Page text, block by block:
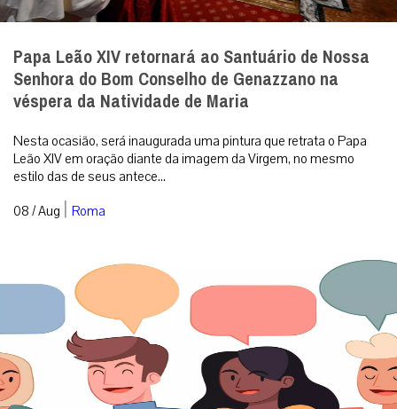
Papa Leão XIV retornará ao Santuário de Nossa
Senhora do Bom Conselho de Genazzano na
véspera da Natividade de Maria
Nesta ocasião, será inaugurada uma pintura que retrata o Papa
Leão XIV em oração diante da imagem da Virgem, no mesmo
estilo das de seus antece...
08 / Aug | Roma